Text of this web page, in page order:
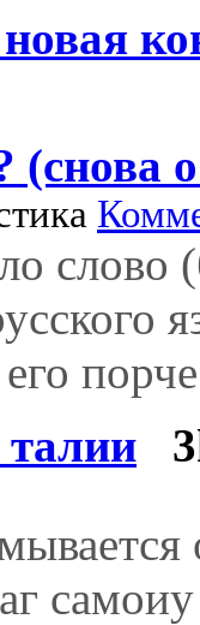
(снова
слово
самоиу